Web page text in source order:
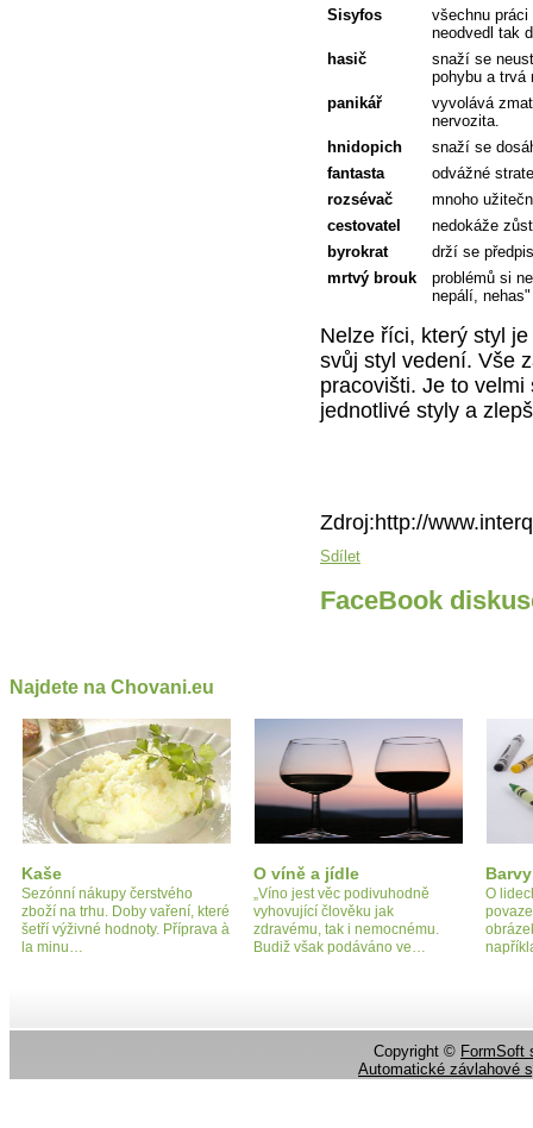
Sisyfos
všechnu
neodvedl tak
hasič
snaží se
pohybu a trvá
panikář
vyvolává
nervozita.
hnidopich
snaží se
fantasta
odvážné
rozsévač
mnoho
cestovatel
nedokáže
byrokrat
drží se
mrtvý brouk
problémů si
nepálí, nehas"
Nelze říci, který styl
svůj styl vedení. Vše
pracovišti. Je to
jednotlivé styly a
Zdroj:http://
Sdílet
FaceBook
Najdete na Chovani.eu
Kaše
Sezónní nákupy čerstvého
zboží na trhu. Doby vaření, které
šetří výživné hodnoty. Příprava à
la minu…
O víně a jídle
„Víno jest věc podivuhodně
vyhovující člověku jak
zdravému, tak i nemocnému.
Budiž však podáváno ve…
O
Copyright © FormSoft
Automatické závlahové